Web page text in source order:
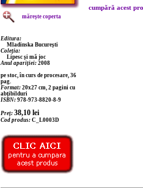
mărește coperta
Editura:
Mladinska București
Coleția:
Lipesc și mă joc
Anul apariției: 2008
pe stoc, în curs de procesare, 36
pag.
Format: 20x27 cm, 2 pagini cu
abțibilduri
ISBN: 978-973-8820-8-9
Preț: 38,10 lei
Cod produs: C_L0003D
cumpără acest